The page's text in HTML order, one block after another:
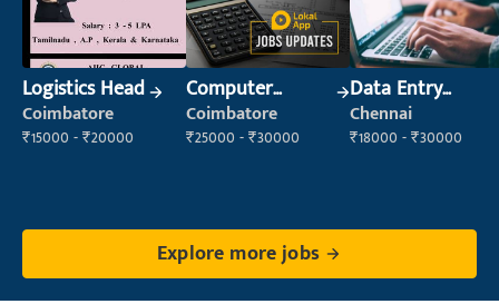
Logistics Head
Coimbatore
₹15000 - ₹20000
Computer
Operator
Coimbatore
₹25000 - ₹30000
Data Entry
Operator
Chennai
₹18000 - ₹30000
Explore more jobs